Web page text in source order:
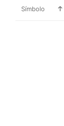
Símbolo